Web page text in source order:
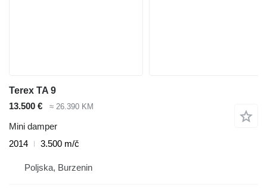
Terex TA 9
13.500 €
≈ 26.390 KM
Mini damper
2014
3.500 m/č
Poljska, Burzenin